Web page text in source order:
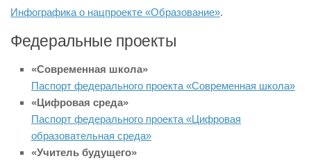
Инфографика о нацпроекте «Образование».
Федеральные проекты
«Современная школа»
Паспорт федерального проекта «Современная школа»
«Цифровая среда»
Паспорт федерального проекта «Цифровая
образовательная среда»
«Учитель будущего»